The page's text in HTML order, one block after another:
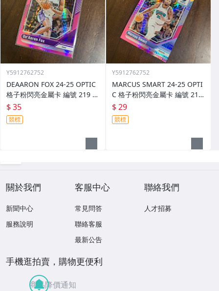
Y5912762752
DEAARON FOX 24-25 OPTIC
格子粉閃亮金屬卡 編號 219 前
後圖
$ 35
競標
Y5912762752
MARCUS SMART 24-25 OPTI
C 格子粉閃亮金屬卡 編號 213
前後圖
$ 29
競標
關於我們
新聞中心
服務說明
客服中心
常見問答
聯絡客服
最新公告
聯絡我們
人才招募
手機逛拍賣，購物更便利
商品降價通知